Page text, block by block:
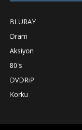
BLURAY
Dram
Aksiyon
80's
DVDRiP
Korku